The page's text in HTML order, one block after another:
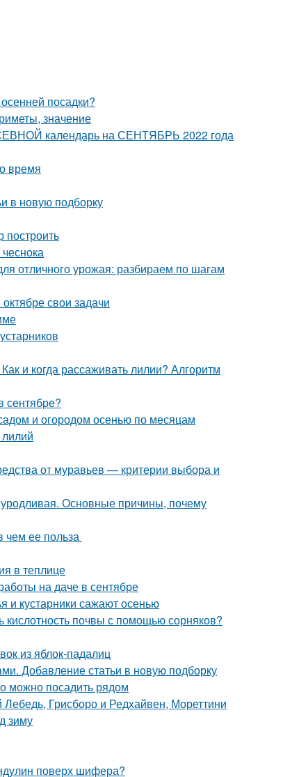
посадки?
значение
календарь на СЕНТЯБРЬ 2022 года
время
в новую подборку
построить
отличного урожая: разбираем по шагам
свои задачи
и когда рассаживать лилии? Алгоритм
сентябре?
и огородом осенью по месяцам
от муравьев — критерии выбора и
Основные причины, почему
чем ее польза
в теплице
на даче в сентябре
и кустарники сажают осенью
кислотность почвы с помощью сорняков?
из яблок-падалиц
Добавление статьи в новую подборку
можно посадить рядом
Грисборо и Редхайвен, Мореттини
зиму
поверх шифера?